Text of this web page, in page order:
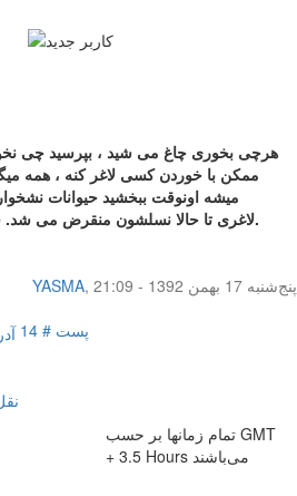
هرچی بخوری چاغ می شید ، بپرسید چی
ممکن با خوردن کسی لاغر کنه ، همه
میشه اونوقت ببخشید حیوانات
لاغری تا حالا نسلشون منقرض می شد. فقط یکم همت میخواد.
YASMA,
پنج‌شنبه 17 بهمن 1392 - 21:09
پست # 14
تمام زمانها بر حسب GMT
+ 3.5 Hours می‌باشند